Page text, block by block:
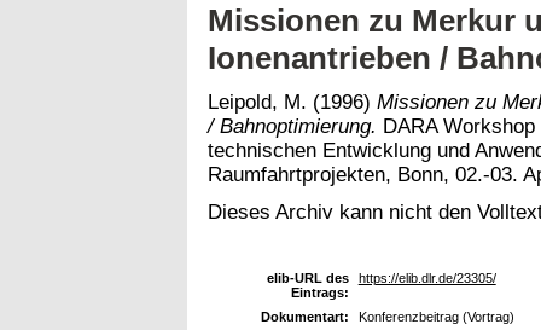
Missionen zu Merkur
Ionenantrieben /
Leipold, M. (1996) Missionen zu
/ Bahnoptimierung. DARA
technischen Entwicklung und
Raumfahrtprojekten, Bonn, 02.-03.
Dieses Archiv kann nicht den
elib-URL des
Eintrags:
https://elib.dlr.de/23305/
Dokumentart:
Konferenzbeitrag (Vortrag)